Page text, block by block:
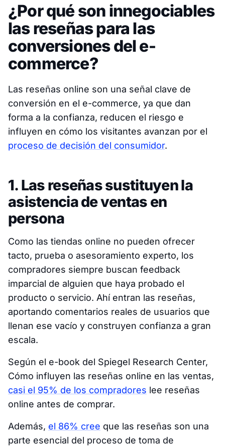
¿Por qué son innegociables
las reseñas para las
conversiones del e-
commerce?
Las reseñas online son una señal clave de
conversión en el e-commerce, ya que dan
forma a la confianza, reducen el riesgo e
influyen en cómo los visitantes avanzan por el
proceso de decisión del consumidor.
1. Las reseñas sustituyen la
asistencia de ventas en
persona
Como las tiendas online no pueden ofrecer
tacto, prueba o asesoramiento experto, los
compradores siempre buscan feedback
imparcial de alguien que haya probado el
producto o servicio. Ahí entran las reseñas,
aportando comentarios reales de usuarios que
llenan ese vacío y construyen confianza a gran
escala.
Según el e-book del Spiegel Research Center,
Cómo influyen las reseñas online en las ventas,
casi el 95% de los compradores lee reseñas
online antes de comprar.
Además, el 86% cree que las reseñas son una
parte esencial del proceso de toma de